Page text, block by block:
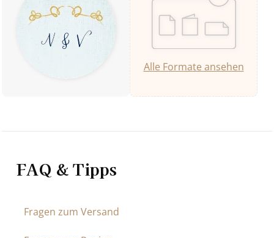
Alle Formate ansehen
FAQ & Tipps
Fragen zum Versand